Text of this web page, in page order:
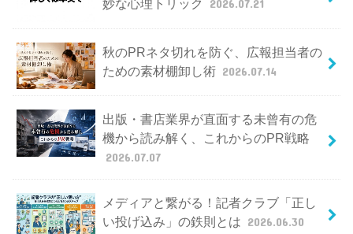
妙な心理トリック
2026.07.21
秋のPRネタ切れを防ぐ、広報担当者の
ための素材棚卸し術 2026.07.14
出版・書店業界が直面する未曾有の危
機から読み解く、これからのPR戦略
2026.07.07
メディアと繋がる！記者クラブ「正し
い投げ込み」の鉄則とは 2026.06.30